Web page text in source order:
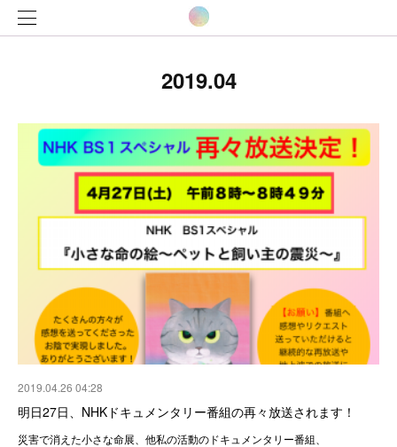
2019.04
2019.04.26 04:28
明日27日、NHKドキュメンタリー番組の再々放送されます！
災害で消えた小さな命展、他私の活動のドキュメンタリー番組、